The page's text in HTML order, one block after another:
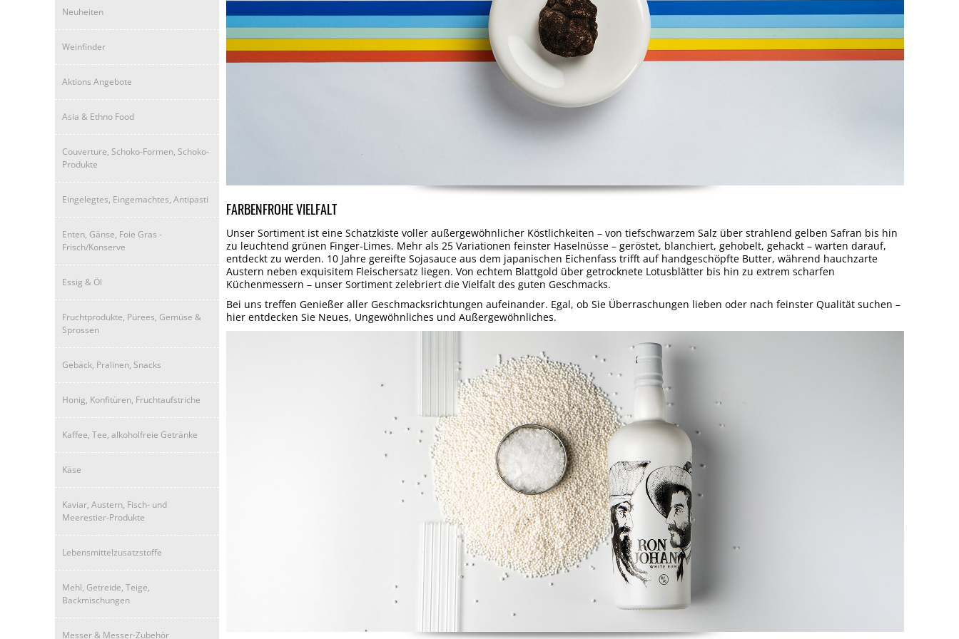
Neuheiten
Weinfinder
Aktions Angebote
Asia & Ethno Food
Couverture, Schoko-Formen, Schoko-
Produkte
Eingelegtes, Eingemachtes, Antipasti
Enten, Gänse, Foie Gras -
Frisch/Konserve
Essig & Öl
Fruchtprodukte, Pürees, Gemüse &
Sprossen
Gebäck, Pralinen, Snacks
Honig, Konfitüren, Fruchtaufstriche
Kaffee, Tee, alkoholfreie Getränke
Käse
Kaviar, Austern, Fisch- und
Meerestier-Produkte
Lebensmittelzusatzstoffe
Mehl, Getreide, Teige,
Backmischungen
Messer & Messer-Zubehör
FARBENFROHE VIELFALT
Unser Sortiment ist eine Schatzkiste voller außergewöhnlicher Köstlichkeiten – von tiefschwarzem Salz über strahlend gelben Safran bis hin
zu leuchtend grünen Finger-Limes. Mehr als 25 Variationen feinster Haselnüsse – geröstet, blanchiert, gehobelt, gehackt – warten darauf,
entdeckt zu werden. 10 Jahre gereifte Sojasauce aus dem japanischen Eichenfass trifft auf handgeschöpfte Butter, während hauchzarte
Austern neben exquisitem Fleischersatz liegen. Von echtem Blattgold über getrocknete Lotusblätter bis hin zu extrem scharfen
Küchenmessern – unser Sortiment zelebriert die Vielfalt des guten Geschmacks.
Bei uns treffen Genießer aller Geschmacksrichtungen aufeinander. Egal, ob Sie Überraschungen lieben oder nach feinster Qualität suchen –
hier entdecken Sie Neues, Ungewöhnliches und Außergewöhnliches.